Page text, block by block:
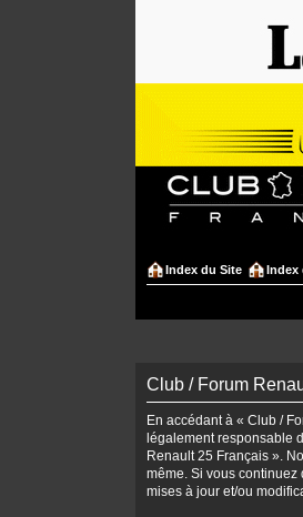
Index du Site Index
Club / Forum
En accédant à « Club /
légalement responsable
Renault 25 Français ».
même. Si vous continuez
mises à jour et/ou